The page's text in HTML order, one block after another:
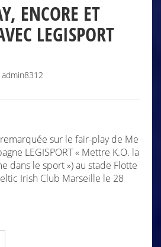
ENCORE ET
LEGISPORT
admin8312
sur le fair-play de Me
LEGISPORT « Mettre K.O. la
dans le sport ») au stade Flotte
Irish Club Marseille le 28